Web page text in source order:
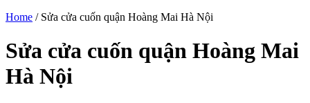
Home / Sửa cửa cuốn quận Hoàng Mai Hà Nội
Sửa cửa cuốn quận Hoàng Mai
Hà Nội